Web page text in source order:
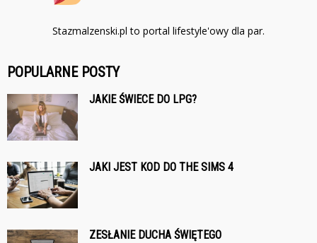
Stazmalzenski.pl to portal lifestyle'owy dla par.
POPULARNE POSTY
JAKIE ŚWIECE DO LPG?
JAKI JEST KOD DO THE SIMS 4
ZESŁANIE DUCHA ŚWIĘTEGO